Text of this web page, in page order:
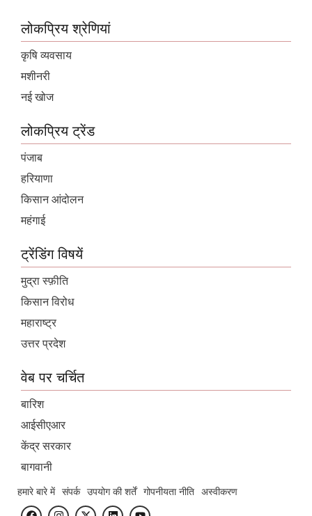
लोकप्रिय श्रेणियां
कृषि व्यवसाय
मशीनरी
नई खोज
लोकप्रिय ट्रेंड
पंजाब
हरियाणा
किसान आंदोलन
महंगाई
ट्रेंडिंग विषयें
मुद्रा स्फ़ीति
किसान विरोध
महाराष्ट्र
उत्तर प्रदेश
वेब पर चर्चित
बारिश
आईसीएआर
केंद्र सरकार
बागवानी
हमारे बारे में संपर्क उपयोग की शर्तें गोपनीयता नीति अस्वीकरण